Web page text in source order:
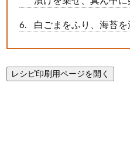
白ごまをふり、海苔を